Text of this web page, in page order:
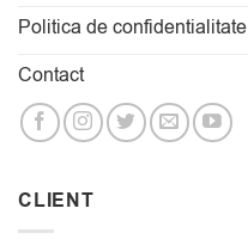
Politica de confidentialitate
Contact
CLIENT